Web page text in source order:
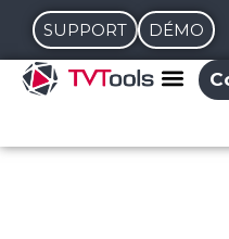
SUPPORT DÉMO